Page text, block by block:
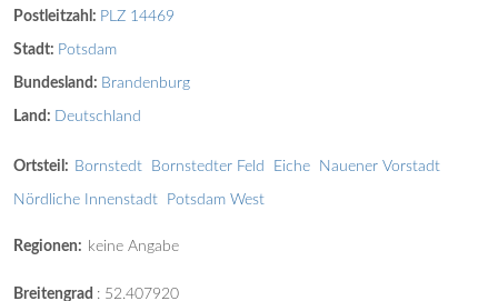
Postleitzahl: PLZ 14469
Stadt: Potsdam
Bundesland: Brandenburg
Land: Deutschland
Ortsteil: Bornstedt Bornstedter Feld Eiche Nauener Vorstadt
Nördliche Innenstadt Potsdam West
Regionen: keine Angabe
Breitengrad : 52.407920